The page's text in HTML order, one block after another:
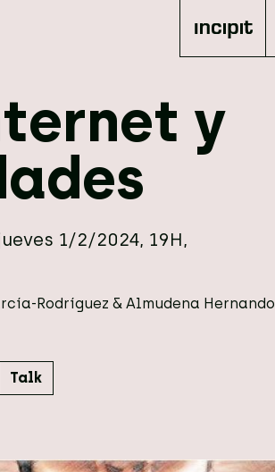
y
1/2/2024, 19H,
Rodríguez & Almudena Hernando
Talk